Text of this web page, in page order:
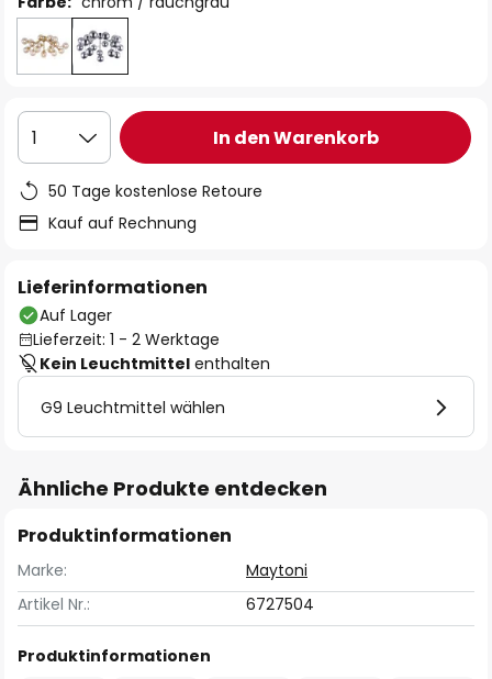
1 In den Warenkorb
50 Tage kostenlose Retoure
Kauf auf Rechnung
Lieferinformationen
Auf Lager
Lieferzeit: 1 - 2 Werktage
Kein Leuchtmittel enthalten
G9 Leuchtmittel wählen
Ähnliche Produkte entdecken
Produktinformationen
Marke:
Maytoni
Artikel Nr.:
6727504
Produktinformationen